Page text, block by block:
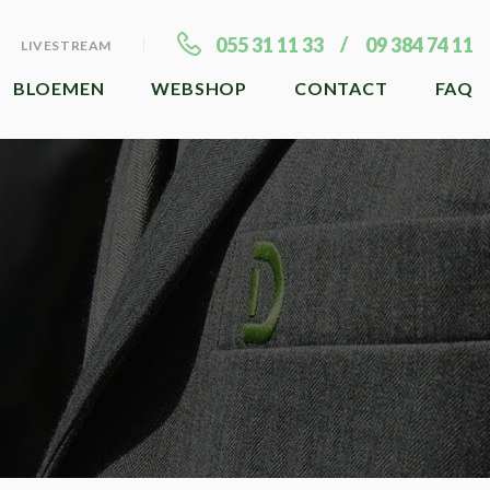
LIVESTREAM 055 31 11 33 09 384 74 11
BLOEMEN WEBSHOP CONTACT FAQ